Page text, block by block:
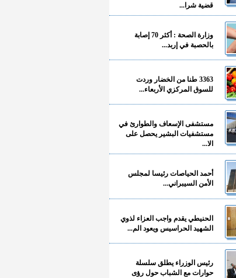
قضية شرا...
وزارة الصحة : أكثر 70 إصابة
بالحصبة في إربد...
3363 طنا من الخضار وردت
للسوق المركزي الأربعاء...
مستشفى الإسعاف والطوارئ في
مستشفيات البشير يحصل على
الا...
أحمد الحياصات رئيسا لمجلس
الأمن السيبراني...
الحنيطي يقدم واجب العزاء لذوي
الشهيد الحراسيس ويعود الم...
رئيس الوزراء يطلق سلسلة
حوارات مع الشباب حول رؤى